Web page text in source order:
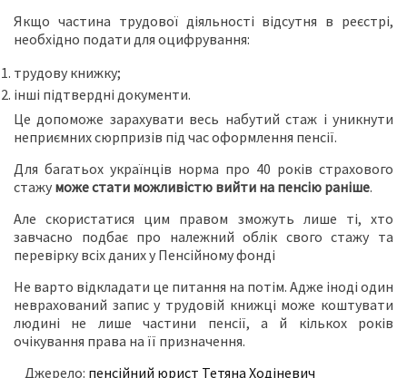
Якщо частина трудової діяльності відсутня в реєстрі,
необхідно подати для оцифрування:
трудову книжку;
інші підтвердні документи.
Це допоможе зарахувати весь набутий стаж і уникнути
неприємних сюрпризів під час оформлення пенсії.
Для багатьох українців норма про 40 років страхового
стажу може стати можливістю вийти на пенсію раніше.
Але скористатися цим правом зможуть лише ті, хто
завчасно подбає про належний облік свого стажу та
перевірку всіх даних у Пенсійному фонді
Не варто відкладати це питання на потім. Адже іноді один
неврахований запис у трудовій книжці може коштувати
людині не лише частини пенсії, а й кількох років
очікування права на її призначення.
⠀Джерело: пенсійний юрист Тетяна Ходіневич